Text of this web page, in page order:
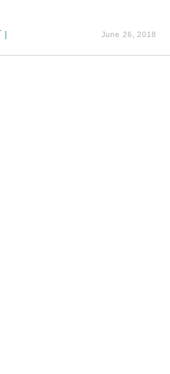
June 26, 2018